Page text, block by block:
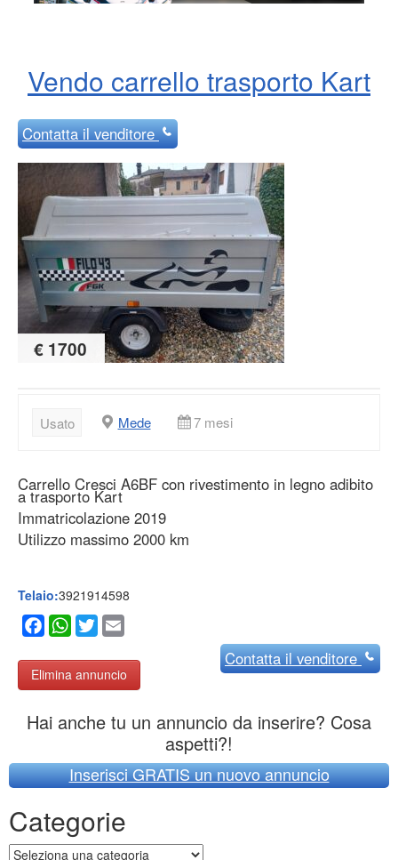
Vendo carrello trasporto Kart
Contattail venditore
€ 1700
Usato Mede 7 mesi
Carrello Cresci A6BF con rivestimento in legno adibito
a trasporto Kart
Immatricolazione 2019
Utilizzo massimo 2000 km
Telaio:3921914598
Facebook
WhatsApp
Twitter
Elimina annuncio
Contattail venditore
Hai anche tu un annuncio da inserire? Cosa
aspetti?!
Inserisci GRATIS un nuovo annuncio
Categorie
Categorie